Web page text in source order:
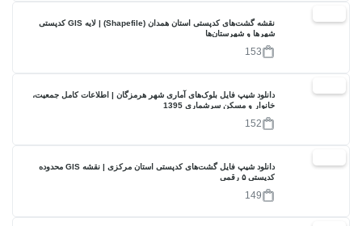
نقشه گشت‌های کدپستی استان همدان (Shapefile) | لایه GIS کدپستی
شهرها و شهرستان‌ها
153
دانلود شیپ فایل بلوک‌های آماری شهر هرمزگان | اطلاعات کامل جمعیت،
خانوار و مسکن سرشماری 1395
152
دانلود شیپ فایل گشت‌های کدپستی استان مرکزی | نقشه GIS محدوده
کدپستی ۵ رقمی
149